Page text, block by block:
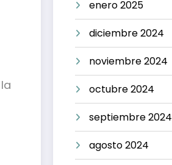
enero 2025
diciembre 2024
noviembre 2024
octubre 2024
septiembre 2024
agosto 2024